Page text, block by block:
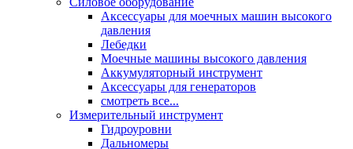
Аксессуары для моечных машин высокого
давления
Лебедки
Моечные машины высокого давления
Аккумуляторный инструмент
Аксессуары для генераторов
смотреть все...
Измерительный инструмент
Гидроуровни
Дальномеры